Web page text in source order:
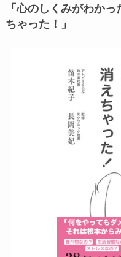
「心のしくみがわか
ちゃった！」